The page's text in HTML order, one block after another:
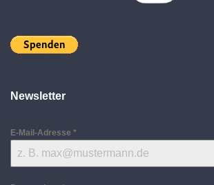
Newsletter
E-Mail-Adresse *